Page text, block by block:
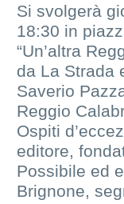
Si svolgerà
18:30 in
“Un’altra
da La Strada
Saverio
Reggio
Ospiti
editore,
Possibile ed
Brignone,